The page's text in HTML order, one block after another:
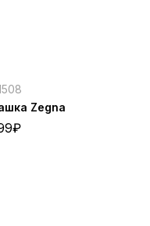
Zegna
₽